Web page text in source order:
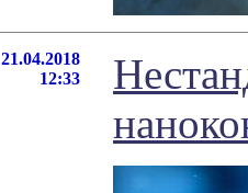
21.04.2018
12:33